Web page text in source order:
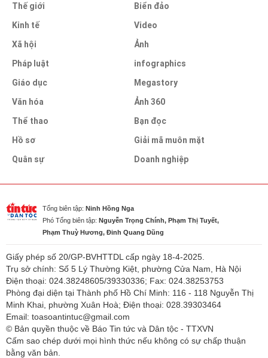
Thế giới
Kinh tế
Xã hội
Pháp luật
Giáo dục
Văn hóa
Thể thao
Hồ sơ
Quân sự
Biển đảo
Video
Ảnh
infographics
Megastory
Ảnh 360
Bạn đọc
Giải mã muôn mặt
Doanh nghiệp
Tổng biên tập: Ninh Hồng Nga
Phó Tổng biên tập: Nguyễn Trọng Chính, Phạm Thị Tuyết,
Phạm Thuỳ Hương, Đinh Quang Dũng
Giấy phép số 20/GP-BVHTTDL cấp ngày 18-4-2025.
Trụ sở chính: Số 5 Lý Thường Kiệt, phường Cửa Nam, Hà Nội
Điện thoại: 024.38248605/39330336; Fax: 024.38253753
Phòng đại diện tại Thành phố Hồ Chí Minh: 116 - 118 Nguyễn Thị
Minh Khai, phường Xuân Hoà; Điện thoại: 028.39303464
Email: toasoantintuc@gmail.com
© Bản quyền thuộc về Báo Tin tức và Dân tộc - TTXVN
Cấm sao chép dưới mọi hình thức nếu không có sự chấp thuận
bằng văn bản.